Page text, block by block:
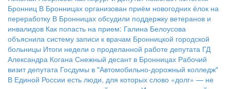
Бронниц В Бронницах организован приём новогодних ёлок на
переработку В Бронницах обсудили поддержку ветеранов и
инвалидов Как попасть на прием: Галина Белоусова
объяснила систему записи к врачам Бронницкой городской
больницы Итоги недели о проделанной работе депутата ГД
Александра Когана Снежный десант в Бронницах Рабочий
визит депутата Госдумы в "Автомобильно-дорожный колледж"
В Единой России есть люди, для которых слово «долг» — не